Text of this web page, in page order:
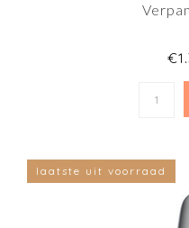
laatste uit voorraad